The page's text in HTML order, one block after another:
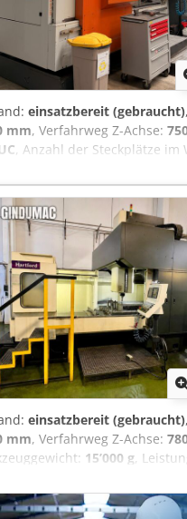
• Tragbares MPG-
einsatzbereit (gebraucht)
mm, Verfahrweg Z-Achse:
, Anzahl der Steckplätze im
„Vision Wide
Verfahrweg von
Dank der großzügigen
Werkstücke. Wenn Sie auf
zum Verkauf angebotene
weitere Informationen. •
und einfache
flache Werkstücke
Specification Taper Size
einsatzbereit (gebraucht)
mm, Verfahrweg Z-Achse:
15’000 g,
HSA-2215AD wurde im
mm in der X-Achse,